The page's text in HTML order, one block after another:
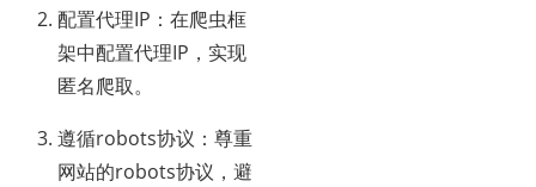
配置代理IP：在爬虫框
架中配置代理IP，实现
匿名爬取。
遵循robots协议：尊重
网站的robots协议，避